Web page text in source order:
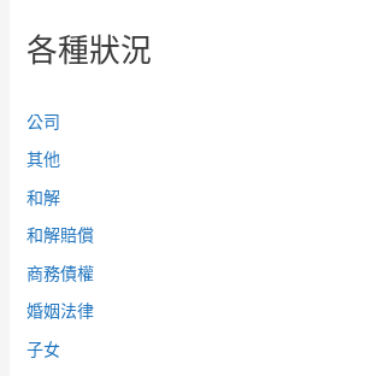
各種狀況
公司
其他
和解
和解賠償
商務債權
婚姻法律
子女